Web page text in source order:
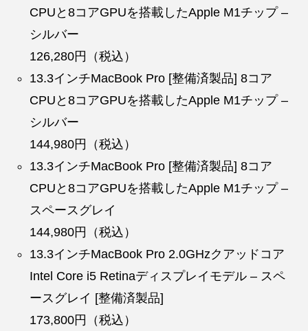
CPUと8コアGPUを搭載したApple M1チップ –
シルバー
126,280円（税込）
13.3インチMacBook Pro [整備済製品] 8コア
CPUと8コアGPUを搭載したApple M1チップ –
シルバー
144,980円（税込）
13.3インチMacBook Pro [整備済製品] 8コア
CPUと8コアGPUを搭載したApple M1チップ –
スペースグレイ
144,980円（税込）
13.3インチMacBook Pro 2.0GHzクアッドコア
Intel Core i5 Retinaディスプレイモデル – スペ
ースグレイ [整備済製品]
173,800円（税込）